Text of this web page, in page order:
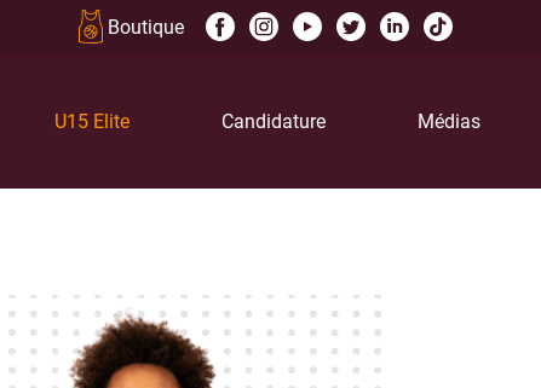
Boutique
U15 Elite Candidature Médias